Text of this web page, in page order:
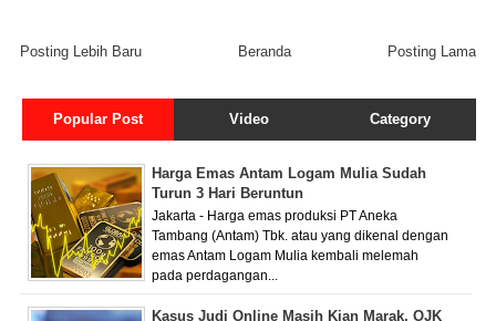
Posting Lebih Baru Posting Lama
Beranda
Popular Post Video Category
Harga Emas Antam Logam Mulia Sudah
Turun 3 Hari Beruntun
Jakarta - Harga emas produksi PT Aneka
Tambang (Antam) Tbk. atau yang dikenal dengan
emas Antam Logam Mulia kembali melemah
pada perdagangan...
Kasus Judi Online Masih Kian Marak, OJK